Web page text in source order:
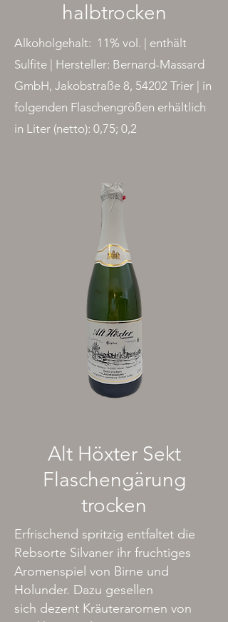
halbtrocken
Alkoholgehalt: 11% vol. | enthält
Sulfite | Hersteller: Bernard-Massard
GmbH, Jakobstraße 8, 54202 Trier | in
folgenden Flaschengrößen erhältlich
in Liter (netto): 0,75; 0,2
Alt Höxter Sekt
Flaschengärung
trocken
Erfrischend spritzig entfaltet die
Rebsorte Silvaner ihr fruchtiges
Aromenspiel von Birne und
Holunder. Dazu gesellen
sich dezent Kräuteraromen von